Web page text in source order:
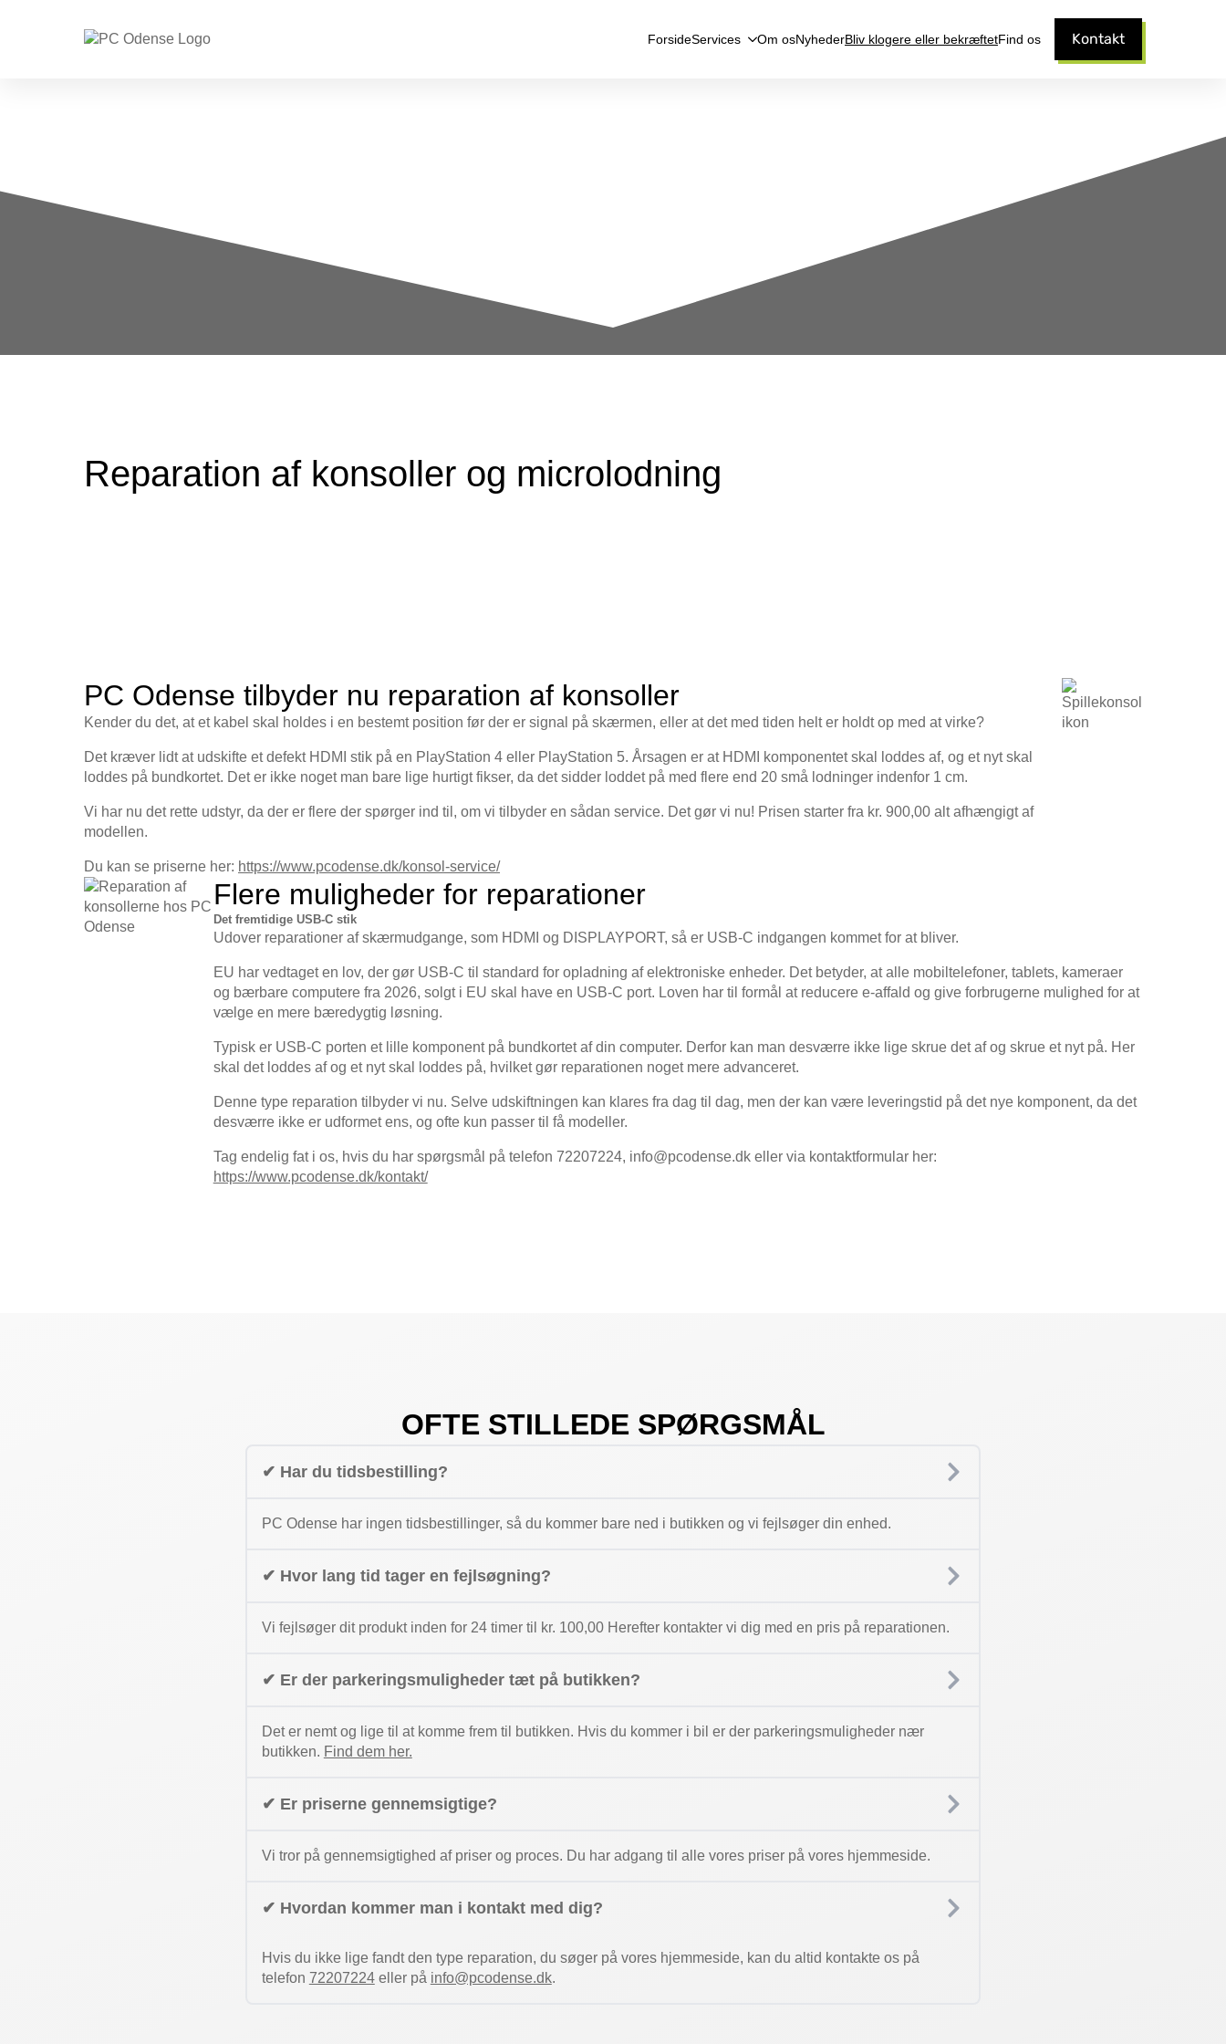
ForsideServices Om osNyhederBliv klogere eller bekræftetFind os Kontakt
Reparation af konsoller og microlodning
PC Odense tilbyder nu reparation af konsoller
Kender du det, at et kabel skal holdes i en bestemt position før der er signal på skærmen, eller at det med tiden helt er holdt op med at virke?
Det kræver lidt at udskifte et defekt HDMI stik på en PlayStation 4 eller PlayStation 5. Årsagen er at HDMI komponentet skal loddes af, og et nyt skal
loddes på bundkortet. Det er ikke noget man bare lige hurtigt fikser, da det sidder loddet på med flere end 20 små lodninger indenfor 1 cm.
Vi har nu det rette udstyr, da der er flere der spørger ind til, om vi tilbyder en sådan service. Det gør vi nu! Prisen starter fra kr. 900,00 alt afhængigt af
modellen.
Du kan se priserne her: https://www.pcodense.dk/konsol-service/
Flere muligheder for reparationer
Det fremtidige USB-C stik
Udover reparationer af skærmudgange, som HDMI og DISPLAYPORT, så er USB-C indgangen kommet for at bliver.
EU har vedtaget en lov, der gør USB-C til standard for opladning af elektroniske enheder. Det betyder, at alle mobiltelefoner, tablets, kameraer
og bærbare computere fra 2026, solgt i EU skal have en USB-C port. Loven har til formål at reducere e-affald og give forbrugerne mulighed for at
vælge en mere bæredygtig løsning.
Typisk er USB-C porten et lille komponent på bundkortet af din computer. Derfor kan man desværre ikke lige skrue det af og skrue et nyt på. Her
skal det loddes af og et nyt skal loddes på, hvilket gør reparationen noget mere advanceret.
Denne type reparation tilbyder vi nu. Selve udskiftningen kan klares fra dag til dag, men der kan være leveringstid på det nye komponent, da det
desværre ikke er udformet ens, og ofte kun passer til få modeller.
Tag endelig fat i os, hvis du har spørgsmål på telefon 72207224, info@pcodense.dk eller via kontaktformular her:
https://www.pcodense.dk/kontakt/
OFTE STILLEDE SPØRGSMÅL
✔ Har du tidsbestilling?
PC Odense har ingen tidsbestillinger, så du kommer bare ned i butikken og vi fejlsøger din enhed.
✔ Hvor lang tid tager en fejlsøgning?
Vi fejlsøger dit produkt inden for 24 timer til kr. 100,00 Herefter kontakter vi dig med en pris på reparationen.
✔ Er der parkeringsmuligheder tæt på butikken?
Det er nemt og lige til at komme frem til butikken. Hvis du kommer i bil er der parkeringsmuligheder nær
butikken. Find dem her.
✔ Er priserne gennemsigtige?
Vi tror på gennemsigtighed af priser og proces. Du har adgang til alle vores priser på vores hjemmeside.
✔ Hvordan kommer man i kontakt med dig?
Hvis du ikke lige fandt den type reparation, du søger på vores hjemmeside, kan du altid kontakte os på
telefon 72207224eller på info@pcodense.dk.